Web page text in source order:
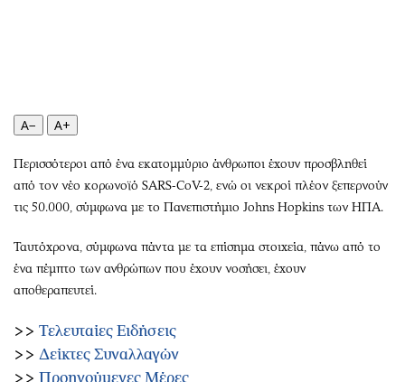
Σινεμά
Θέατρο-Χορός
Μουσική
Εικαστικά
Βιβλίο
Χειρόγραφα
Podcasts
Uncut
Προσφορές
Προσωπικότητες στην ''Κ''
Επιστολές
A− A+
Περισσότεροι από ένα εκατομμύριο άνθρωποι έχουν προσβληθεί
από τον νέο κορωνοϊό SARS-CoV-2, ενώ οι νεκροί πλέον ξεπερνούν
τις 50.000, σύμφωνα με το Πανεπιστήμιο Johns Hopkins των ΗΠΑ.
Ταυτόχρονα, σύμφωνα πάντα με τα επίσημα στοιχεία, πάνω από το
ένα πέμπτο των ανθρώπων που έχουν νοσήσει, έχουν
αποθεραπευτεί.
>> Τελευταίες Ειδήσεις
>> Δείκτες Συναλλαγών
>> Προηγούμενες Μέρες